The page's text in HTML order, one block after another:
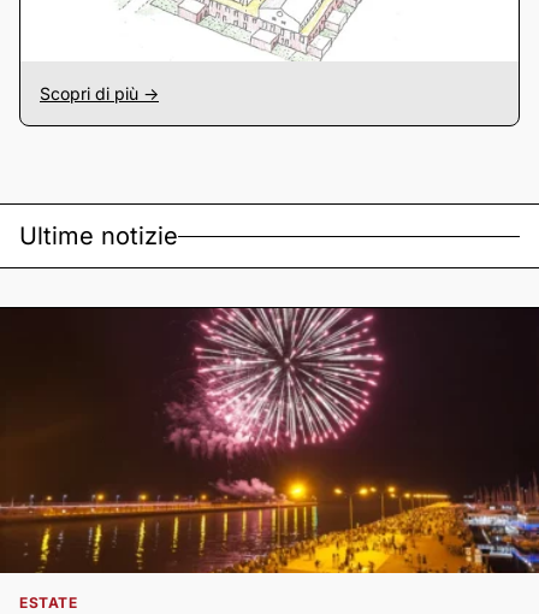
Scopri di più ->
Ultime notizie
ESTATE